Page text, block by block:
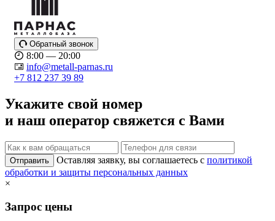
Обратный звонок
8:00 — 20:00
info@metall-parnas.ru
+7 812 237 39 89
Укажите свой номер
и наш оператор свяжется с Вами
Отправить Оставляя заявку, вы соглашаетесь с политикой
обработки и защиты персональных данных
×
Запрос цены